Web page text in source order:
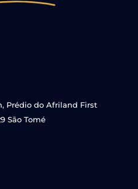
Prédio do Afriland First
São Tomé